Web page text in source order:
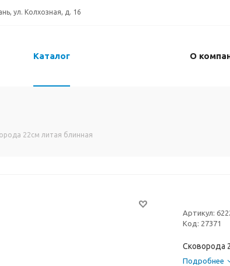
ул. Колхозная, д. 16
Каталог О
22см литая блинная
Артикул:
Код: 27371
Сковорода
Подробнее